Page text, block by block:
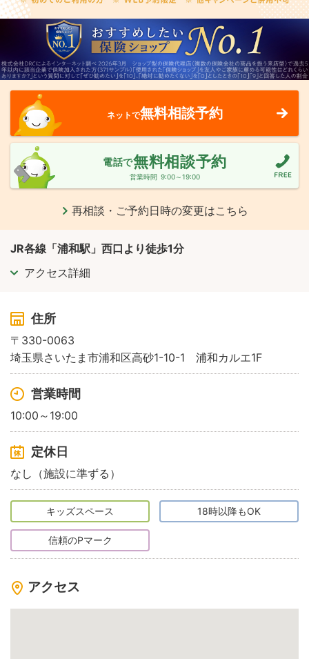
ネットで無料相談予約
電話で無料相談予約
営業時間 9:00～19:00
再相談・ご予約日時の変更はこちら
JR各線「浦和駅」西口より徒歩1分
アクセス詳細
住所
〒330-0063
埼玉県さいたま市浦和区高砂1-10-1 浦和カルエ1F
営業時間
10:00～19:00
定休日
なし（施設に準ずる）
キッズスペース 18時以降もOK
信頼のPマーク
アクセス